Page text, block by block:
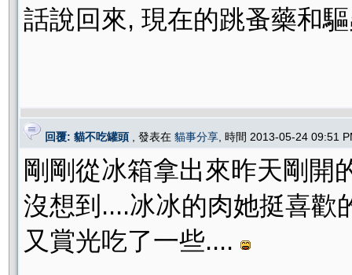
話說回來, 現在的跳蚤藥和
回覆: 貓不吃罐頭 , 發表在 貓事分享 , 時間 2013-05-24 09:51
剛剛從冰箱拿出來昨天剛開
沒想到....冰冰的肉她挺喜歡
又賞光吃了一些....